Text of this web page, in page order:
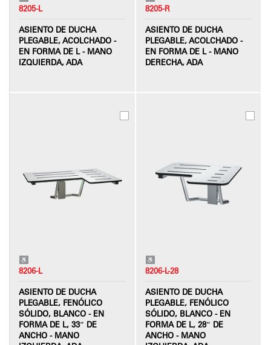
8205-L
ASIENTO DE DUCHA
PLEGABLE, ACOLCHADO -
EN FORMA DE L - MANO
IZQUIERDA, ADA
8205-R
ASIENTO DE DUCHA
PLEGABLE, ACOLCHADO -
EN FORMA DE L - MANO
DERECHA, ADA
8206-L
ASIENTO DE DUCHA
PLEGABLE, FENÓLICO
SÓLIDO, BLANCO - EN
FORMA DE L, 33″ DE
ANCHO - MANO
8206-L-28
ASIENTO DE DUCHA
PLEGABLE, FENÓLICO
SÓLIDO, BLANCO - EN
FORMA DE L, 28″ DE
ANCHO - MANO